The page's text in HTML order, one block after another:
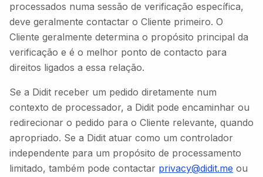
processados numa sessão de verificação específica,
deve geralmente contactar o Cliente primeiro. O
Cliente geralmente determina o propósito principal da
verificação e é o melhor ponto de contacto para
direitos ligados a essa relação.
Se a Didit receber um pedido diretamente num
contexto de processador, a Didit pode encaminhar ou
redirecionar o pedido para o Cliente relevante, quando
apropriado. Se a Didit atuar como um controlador
independente para um propósito de processamento
limitado, também pode contactar privacy@didit.me ou